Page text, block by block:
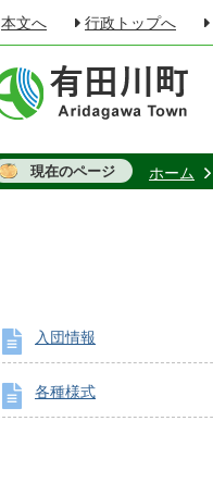
本文へ 行政トップへ
現在のページ ホーム
入団情報
各種様式